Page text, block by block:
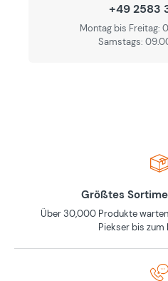
+49 2583
Montag bis Freitag:
Samstags:
Größtes
Über 30,000 Produkte
Piekser bis zum